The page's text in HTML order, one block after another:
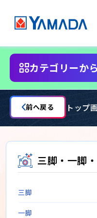
カテゴリーか
前へ戻る トップ
三脚・一脚
三脚
一脚